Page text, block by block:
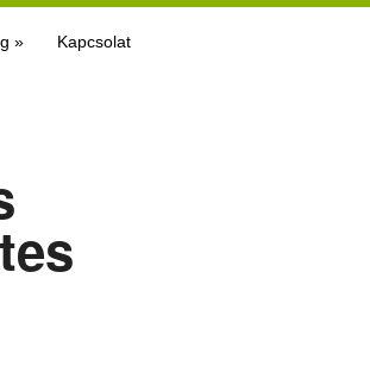
» Kapcsolat